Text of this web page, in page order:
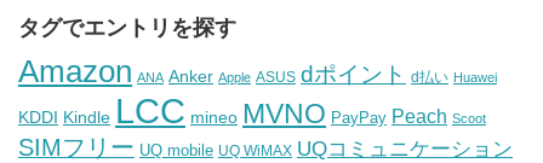
タグでエントリを探す
Amazon ANA Anker Apple ASUS dポイント d払い Huawei
KDDI Kindle LCC mineo MVNO PayPay Peach Scoot
SIMフリー UQ mobile UQ WiMAX UQコミュニケーション